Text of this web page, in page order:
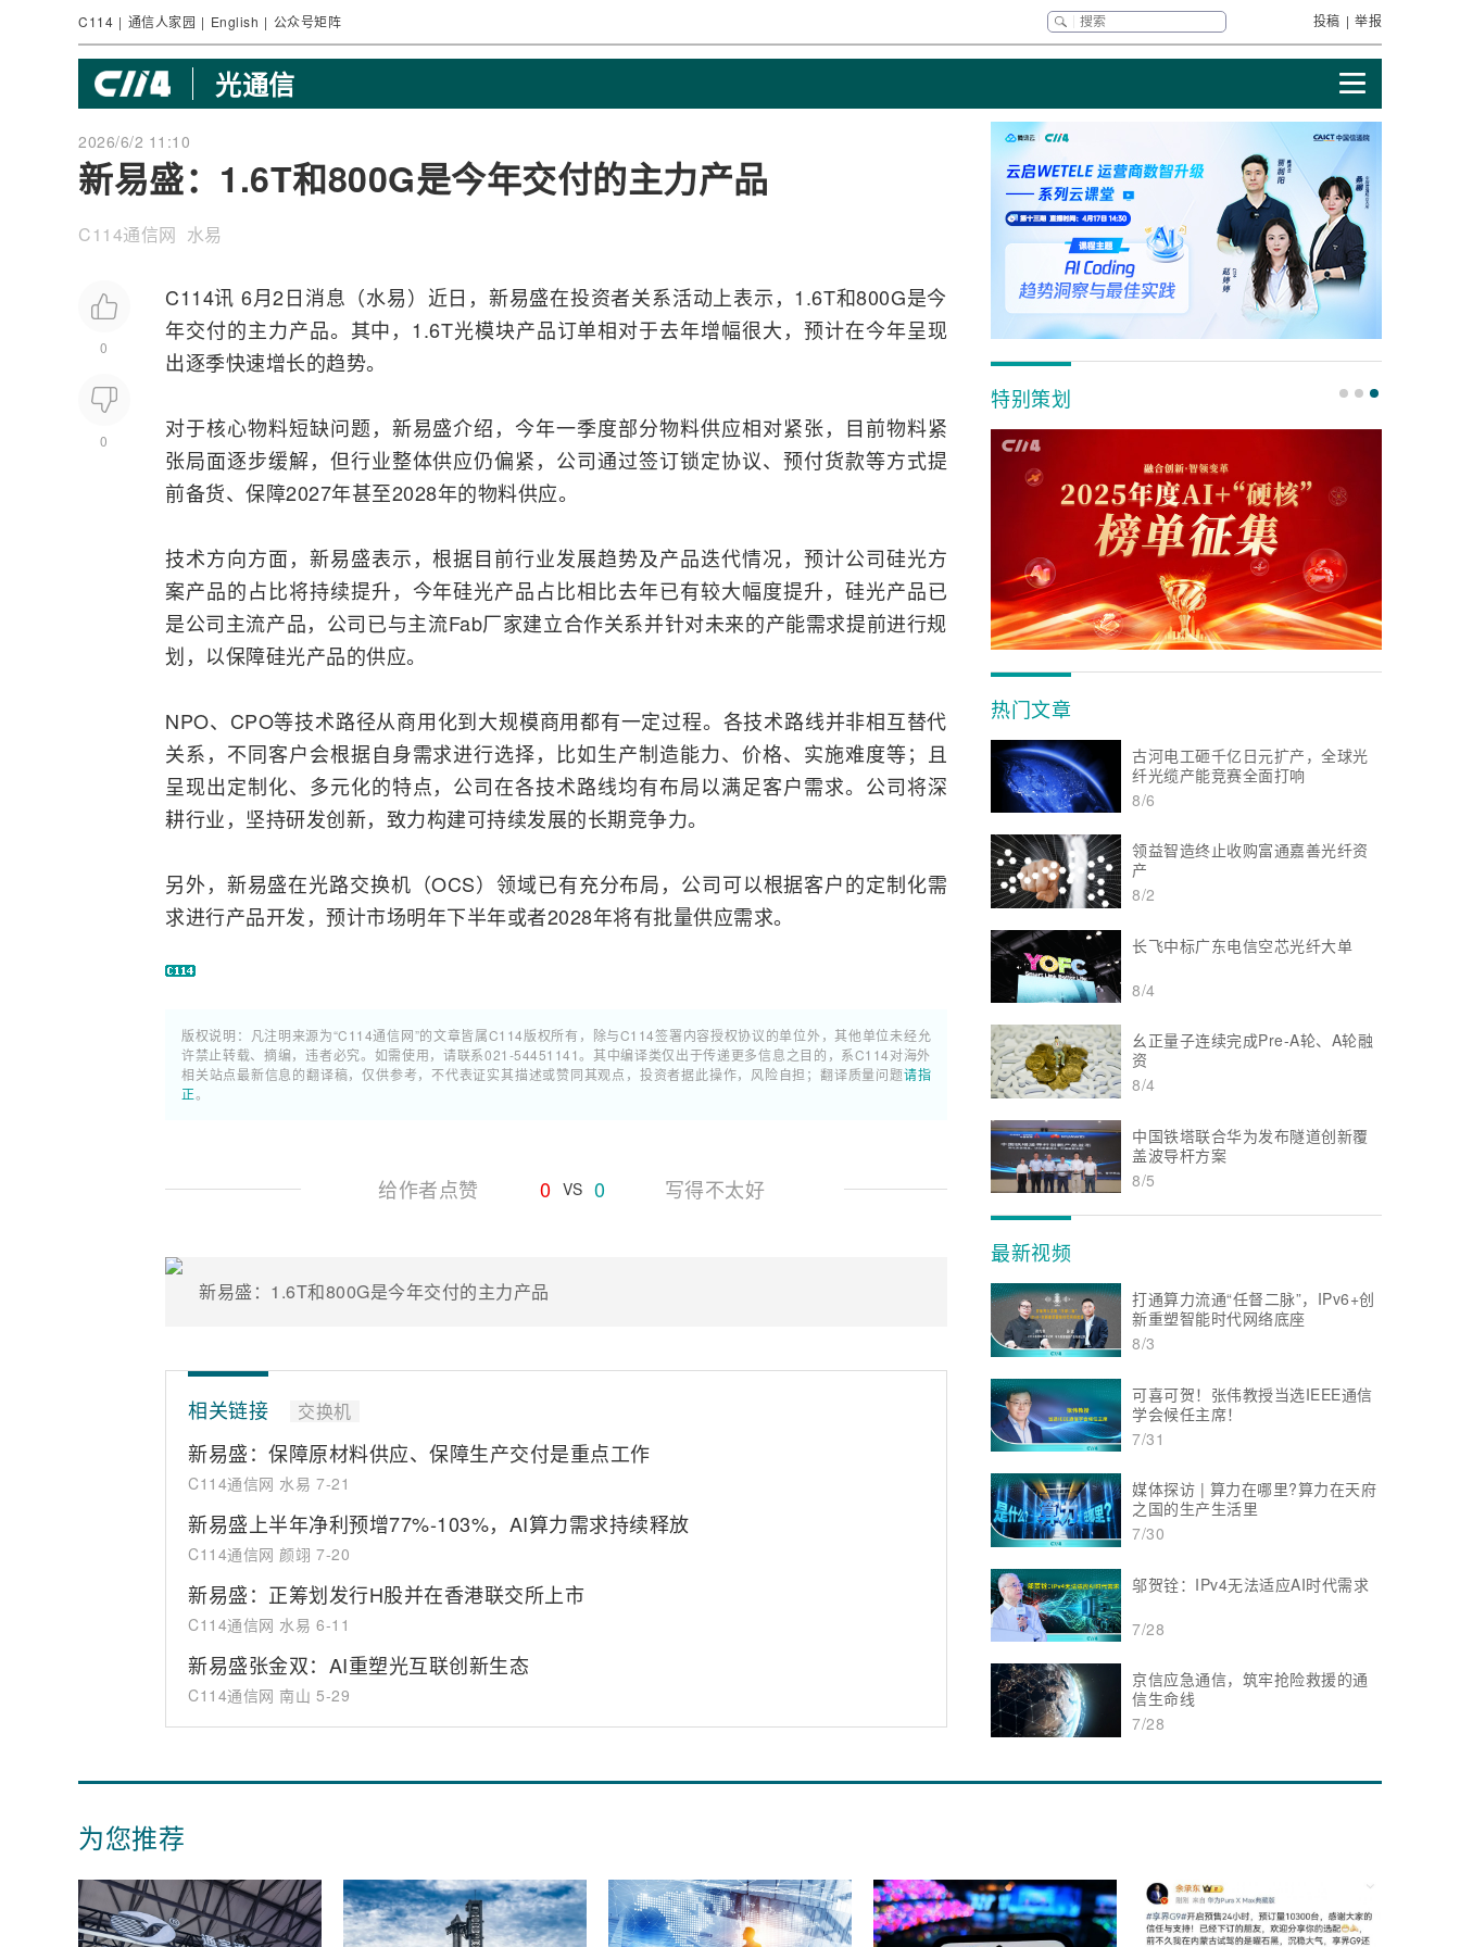
C114 | 通信人家园 | English | 公众号矩阵 投稿 | 举报
光通信
2026/6/2 11:10
新易盛：1.6T和800G是今年交付的主力产品
C114通信网 水易
0
0
C114讯 6月2日消息（水易）近日，新易盛在投资者关系活动上表示，1.6T和800G是今
年交付的主力产品。其中，1.6T光模块产品订单相对于去年增幅很大，预计在今年呈现
出逐季快速增长的趋势。
对于核心物料短缺问题，新易盛介绍，今年一季度部分物料供应相对紧张，目前物料紧
张局面逐步缓解，但行业整体供应仍偏紧，公司通过签订锁定协议、预付货款等方式提
前备货、保障2027年甚至2028年的物料供应。
技术方向方面，新易盛表示，根据目前行业发展趋势及产品迭代情况，预计公司硅光方
案产品的占比将持续提升，今年硅光产品占比相比去年已有较大幅度提升，硅光产品已
是公司主流产品，公司已与主流Fab厂家建立合作关系并针对未来的产能需求提前进行规
划，以保障硅光产品的供应。
NPO、CPO等技术路径从商用化到大规模商用都有一定过程。各技术路线并非相互替代
关系，不同客户会根据自身需求进行选择，比如生产制造能力、价格、实施难度等；且
呈现出定制化、多元化的特点，公司在各技术路线均有布局以满足客户需求。公司将深
耕行业，坚持研发创新，致力构建可持续发展的长期竞争力。
另外，新易盛在光路交换机 （OCS）领域已有充分布局，公司可以根据客户的定制化需
求进行产品开发，预计市场明年下半年或者2028年将有批量供应需求。
版权说明：凡注明来源为“C114通信网”的文章皆属C114版权所有，除与C114签署内容授权协议的单位外，其他单位未经允
许禁止转载、摘编，违者必究。如需使用，请联系021-54451141。其中编译类仅出于传递更多信息之目的，系C114对海外
相关站点最新信息的翻译稿，仅供参考，不代表证实其描述或赞同其观点，投资者据此操作，风险自担；翻译质量问题请指
正。
给作者点赞 0 VS 0 写得不太好
新易盛：1.6T和800G是今年交付的主力产品
相关链接 交换机
新易盛：保障原材料供应、保障生产交付是重点工作
C114通信网 水易 7-21
新易盛上半年净利预增77%-103%，AI算力需求持续释放
C114通信网 颜翊 7-20
新易盛：正筹划发行H股并在香港联交所上市
C114通信网 水易 6-11
新易盛张金双：AI重塑光互联创新生态
C114通信网 南山 5-29
特别策划
热门文章
古河电工砸千亿日元扩产，全球光
纤光缆产能竞赛全面打响
8/6
领益智造终止收购富通嘉善光纤资
产
8/2
长飞中标广东电信空芯光纤大单
8/4
幺正量子连续完成Pre-A轮、A轮融
资
8/4
中国铁塔联合华为发布隧道创新覆
盖波导杆方案
8/5
最新视频
打通算力流通“任督二脉”，IPv6+创
新重塑智能时代网络底座
8/3
可喜可贺！张伟教授当选IEEE通信
学会候任主席！
7/31
媒体探访 | 算力在哪里?算力在天府
之国的生产生活里
7/30
邬贺铨：IPv4无法适应AI时代需求
7/28
京信应急通信，筑牢抢险救援的通
信生命线
7/28
为您推荐